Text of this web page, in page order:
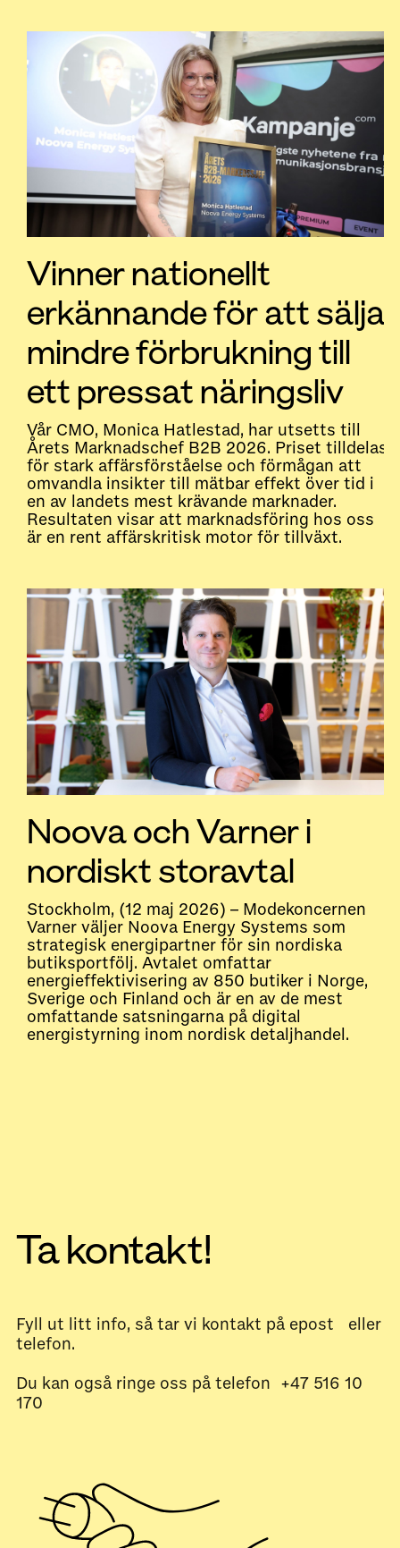
Vinner nationellt
erkännande för att sälja
mindre förbrukning till
ett pressat näringsliv
Vår CMO, Monica Hatlestad, har utsetts till
Årets Marknadschef B2B 2026. Priset tilldelas
för stark affärsförståelse och förmågan att
omvandla insikter till mätbar effekt över tid i
en av landets mest krävande marknader.
Resultaten visar att marknadsföring hos oss
är en rent affärskritisk motor för tillväxt.
Noova och Varner i
nordiskt storavtal
Stockholm, (12 maj 2026) – Modekoncernen
Varner väljer Noova Energy Systems som
strategisk energipartner för sin nordiska
butiksportfölj. Avtalet omfattar
energieffektivisering av 850 butiker i Norge,
Sverige och Finland och är en av de mest
omfattande satsningarna på digital
energistyrning inom nordisk detaljhandel.
Ta kontakt!
Fyll ut litt info, så tar vi kontakt på epost eller
telefon.
Du kan også ringe oss på telefon +47 516 10
170